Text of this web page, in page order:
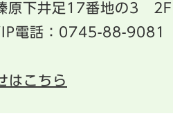
原下井足17番地の3 2F
電話：0745-88-9081
はこちら